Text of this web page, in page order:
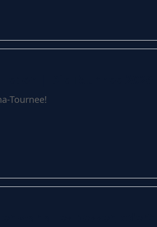
Tournee!